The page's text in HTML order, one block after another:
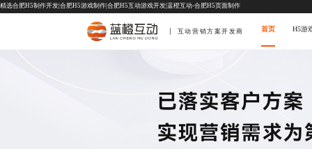
精选合肥H5制作开发|合肥H5游戏制作|合肥H5互动游戏开发|蓝橙互动-合肥H5页面制作
互动营销方案开发商 首页 H5游